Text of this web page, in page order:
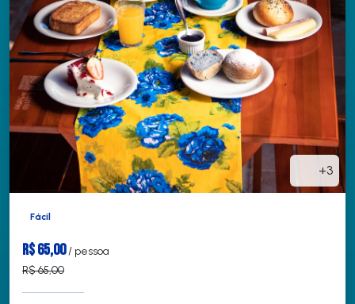
+3
Fácil
R$ 65,00/ pessoa
R$ 65,00